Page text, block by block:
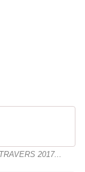
2017...